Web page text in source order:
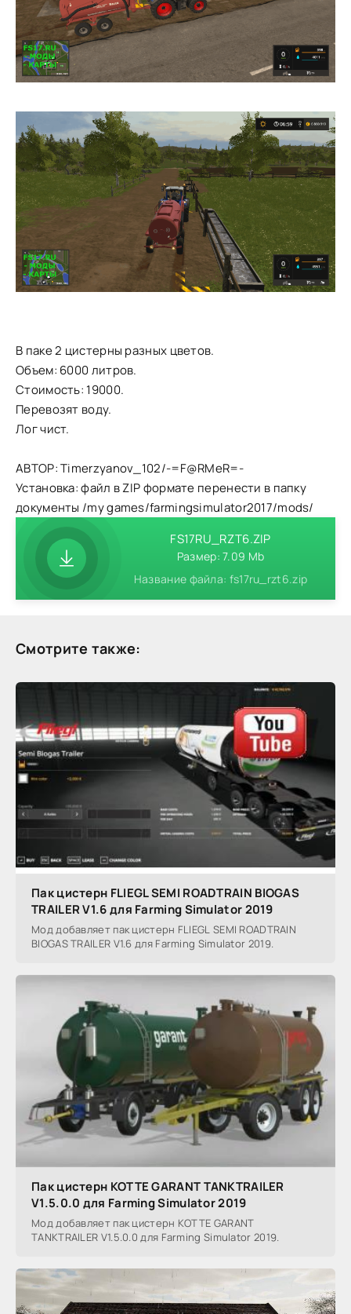
В паке 2 цистерны разных цветов.
Объем: 6000 литров.
Стоимость: 19000.
Перевозят воду.
Лог чист.
АВТОР: Timerzyanov_102/-=F@RMeR=-
Установка: файл в ZIP формате перенести в папку
документы /my games/farmingsimulator2017/mods/
FS17RU_RZT6.ZIP
Размер: 7.09 Mb
Название файла: fs17ru_rzt6.zip
Смотрите также:
Пак цистерн FLIEGL SEMI ROADTRAIN BIOGAS
TRAILER V1.6 для Farming Simulator 2019
Мод добавляет пак цистерн FLIEGL SEMI ROADTRAIN
BIOGAS TRAILER V1.6 для Farming Simulator 2019.
Пак цистерн KOTTE GARANT TANKTRAILER
V1.5.0.0 для Farming Simulator 2019
Мод добавляет пак цистерн KOTTE GARANT
TANKTRAILER V1.5.0.0 для Farming Simulator 2019.